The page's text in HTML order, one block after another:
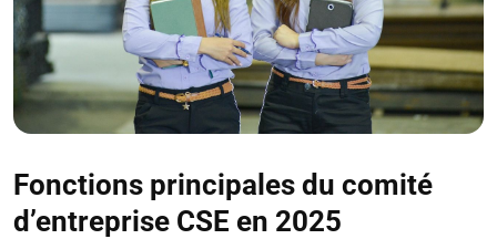
Fonctions principales du comité
d’entreprise CSE en 2025